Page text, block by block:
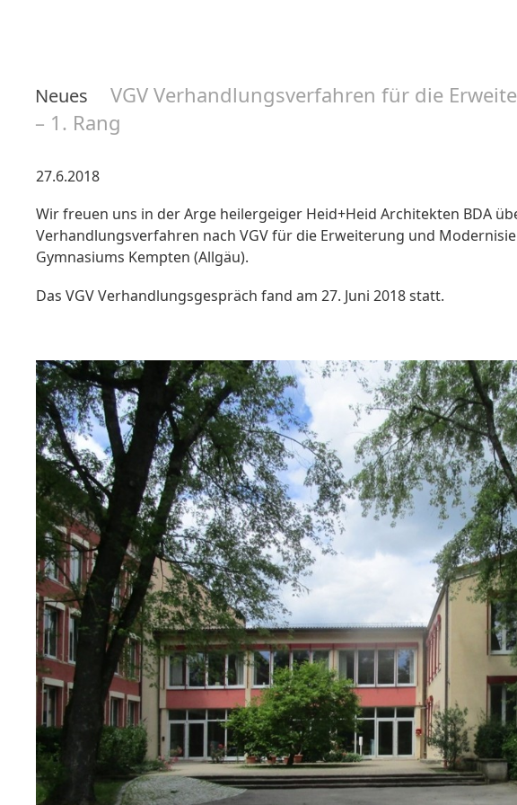
Neues
VGV Verhandlungsverfahren für die
– 1. Rang
27.6.2018
Wir freuen uns in der Arge heilergeiger Heid+Heid Architekten BDA
Verhandlungsverfahren nach VGV für die Erweiterung und
Gymnasiums Kempten (Allgäu).
Das VGV Verhandlungsgespräch fand am 27. Juni 2018 statt.